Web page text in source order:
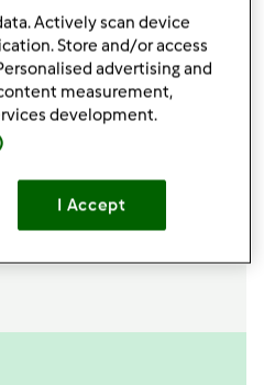
TM6
Actively scan device
Store and/or access
advertising and
measurement,
development.
I Accept